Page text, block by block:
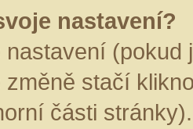
nastavení?
(pokud
změně stačí
části